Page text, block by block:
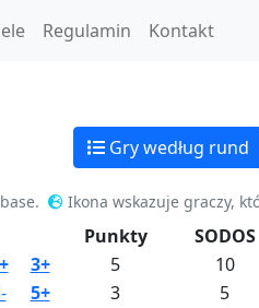
Regulamin Kontakt
Gry według rund
Ikona wskazuje graczy,
Punkty SODOS
3+ 5 10
5+ 3 5